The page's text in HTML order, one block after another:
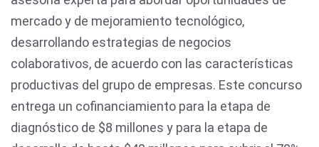
mercado y de mejoramiento tecnológico,
desarrollando estrategias de negocios
colaborativos, de acuerdo con las características
productivas del grupo de empresas. Este concurso
entrega un cofinanciamiento para la etapa de
diagnóstico de $8 millones y para la etapa de